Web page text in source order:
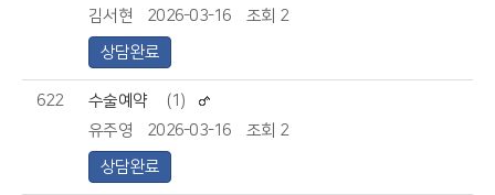
김서현
2026-03-16
조회 2
상담완료
622 수술예약
(1)
유주영
2026-03-16
조회 2
상담완료